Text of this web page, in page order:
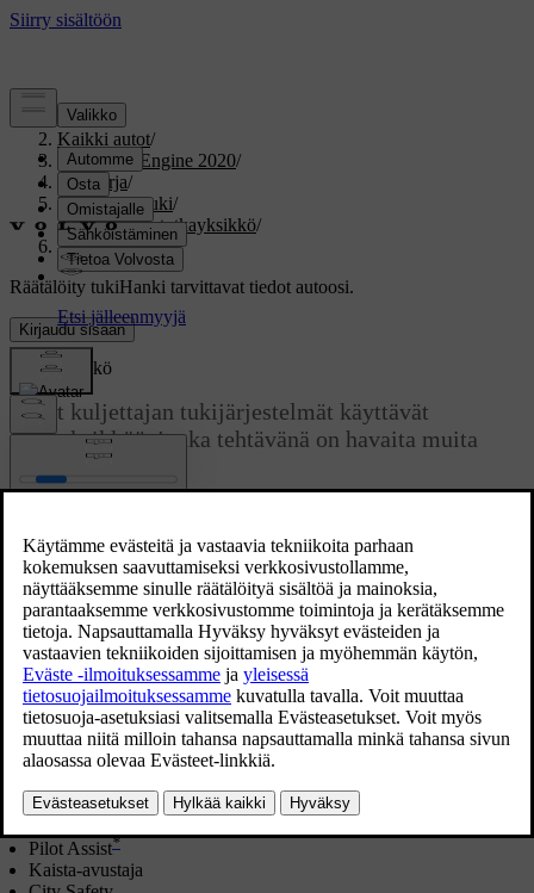
Tuki/
Kaikki autot/
V60 Twin Engine 2020/
Ohjekirja/
Kuljettajan tuki/
Kamera- ja tutkayksikkö/
Tutkayksikkö
Räätälöity tukiHanki tarvittavat tiedot autoosi.
Kirjaudu sisään
Tutkayksikkö
Useat kuljettajan tukijärjestelmät käyttävät
tutkayksikköä, jonka tehtävänä on havaita muita
ajoneuvoja.
Tutkayksikön sijoitus
Seuraavat toiminnot käyttävät tutkayksikköä:
Etäisyysvaroitus*
Mukautuva nopeudensäädin*
Pilot Assist*
Kaista-avustaja